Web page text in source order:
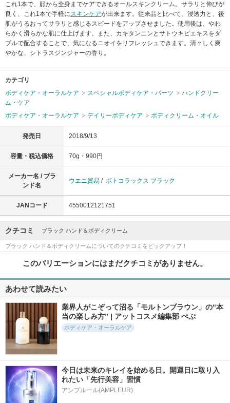
これ1本で、顔から全身までケアできるオールスキンクリーム。サラリと伸びが
良く、これ1本で手軽にスキンケアが出来ます。従来品と比べて、浸透力と、後
肌がうるおってサラリと感じるスピードをアップさせました。使用後は、やわ
らかく滑らかな肌に仕上げます。また、カキタンニンとサトウキビエキスをダ
ブルで配合することで、気になるニオイをリフレッシュできます。清々しく爽
やかな、シトラスジンジャーの香り。
カテゴリ
ボディケア・オーラルケア
スペシャルボディケア・パーツ
ハンドクリー
ム・ケア
ボディケア・オーラルケア
デイリーボディケア ボディクリーム・オイル
発売日 2018/9/13
容量・税込価格 70g・990円
メーカー名 / ブラ
ンド名
ウエニ貿易 / ボトコラックス ブラック
JANコード 4550012121751
クチコミ ブラック ハンド＆ボディクリーム
ブラック ハンド＆ボディクリームについてのクチコミをピックアップ！
このバリエーションにはまだクチコミがありません。
あわせて読みたい
業界人がこぞって沼る「モルトンブラウン」の“本
当の楽しみ方” | アットコスメ編集部 ぺぷ
ボディケア・オーラルケア
今日は未来のキレイを始める日。開運日に取り入
れたい「先行美容」習慣
アンプルール(AMPLEUR)